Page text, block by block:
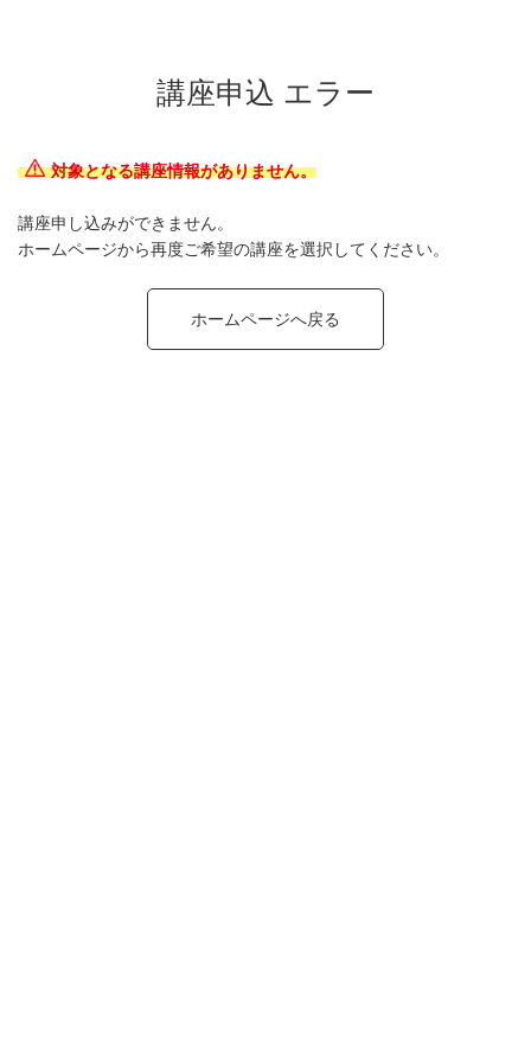
講座申込 エラー
対象となる講座情報がありません。
講座申し込みができません。
ホームページから再度ご希望の講座を選択してください。
ホームページへ戻る